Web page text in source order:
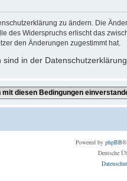
zu ändern. Die
des Widerspruchs erlischt das
den Änderungen zugestimmt hat.
in der
Powered by phpBB®
Deutsche